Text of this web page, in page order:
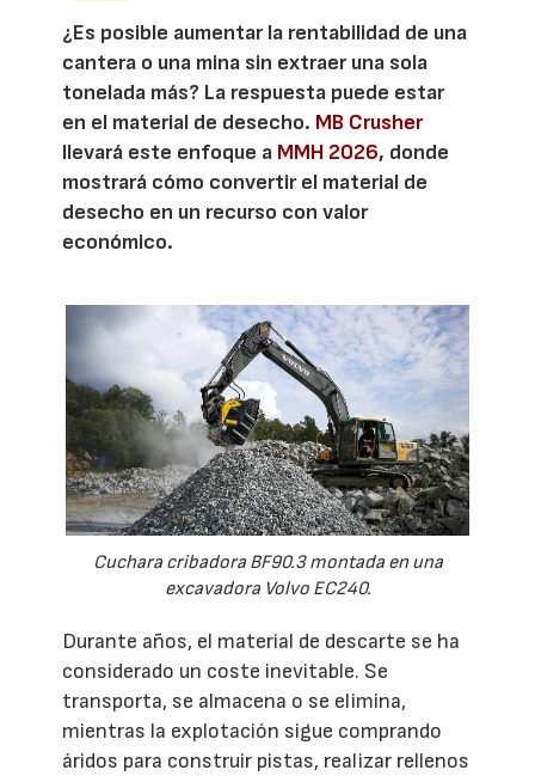
¿Es posible aumentar la rentabilidad de una
cantera o una mina sin extraer una sola
tonelada más? La respuesta puede estar
en el material de desecho. MB Crusher
llevará este enfoque a MMH 2026, donde
mostrará cómo convertir el material de
desecho en un recurso con valor
económico.
Cuchara cribadora BF90.3 montada en una
excavadora Volvo EC240.
Durante años, el material de descarte se ha
considerado un coste inevitable. Se
transporta, se almacena o se elimina,
mientras la explotación sigue comprando
áridos para construir pistas, realizar rellenos